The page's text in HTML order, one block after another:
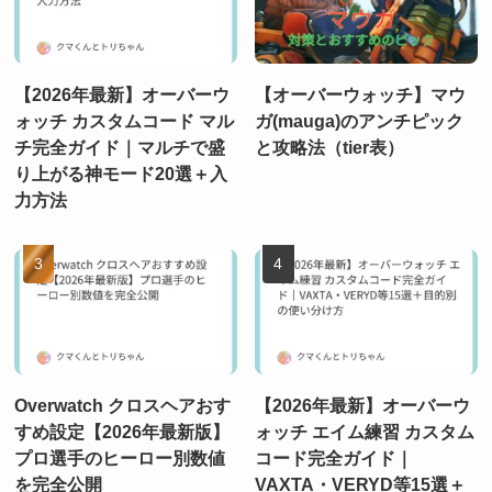
【2026年最新】オーバーウ
ォッチ カスタムコード マル
チ完全ガイド｜マルチで盛
り上がる神モード20選＋入
力方法
【オーバーウォッチ】マウ
ガ(mauga)のアンチピック
と攻略法（tier表）
Overwatch クロスヘアおす
すめ設定【2026年最新版】
プロ選手のヒーロー別数値
を完全公開
【2026年最新】オーバーウ
ォッチ エイム練習 カスタム
コード完全ガイド｜
VAXTA・VERYD等15選＋